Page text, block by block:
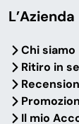
L’Azienda
Chi siamo
Ritiro in
Il mio